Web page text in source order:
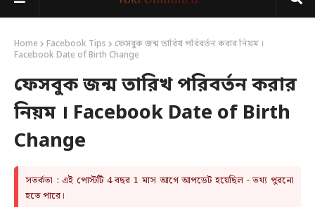
Home Facebook Tips
ফেসবুক জন্ম তারিখ পরিবর্তন করার নিয়ম ।
Facebook Date of Birth Change
ফেসবুক জন্ম তারিখ পরিবর্তন করার
নিয়ম । Facebook Date of Birth
Change
সতর্কতা : এই পোস্টটি 4 বছর 1 মাস আগে আপডেট হয়েছিল - তথ্য পুরনো
হতে পারে।